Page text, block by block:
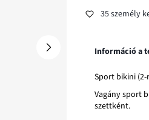
35 személy
Információ a
Sport bikini
Vagány sport
szettként.